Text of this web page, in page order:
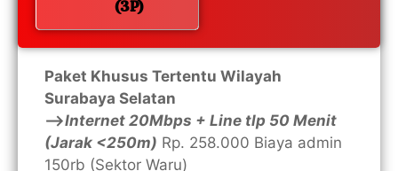
(3P)
Paket Khusus Tertentu Wilayah
Surabaya Selatan
—>Internet 20Mbps + Line tlp 50 Menit
(Jarak <250m) Rp. 258.000 Biaya admin
150rb (Sektor Waru)